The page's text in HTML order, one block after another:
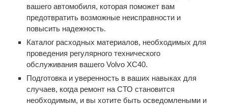
вашего автомобиля, которая поможет вам
предотвратить возможные неисправности и
повысить надежность.
Каталог расходных материалов, необходимых для
проведения регулярного технического
обслуживания вашего Volvo XC40.
Подготовка и уверенность в ваших навыках для
случаев, когда ремонт на СТО становится
необходимым, и вы хотите быть осведомлеными и